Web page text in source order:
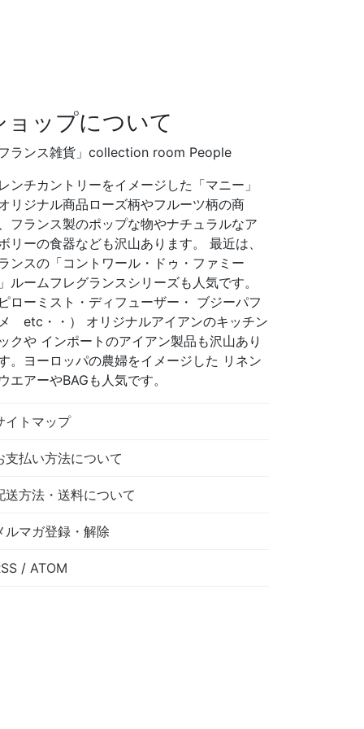
ョップについて
ランス雑貨」collection room People
ンチカントリーをイメージした「マニー」
リジナル商品ローズ柄やフルーツ柄の商
フランス製のポップな物やナチュラルなア
リーの食器なども沢山あります。 最近は、
ンスの「コントワール・ドゥ・ファミー
ルームフレグランスシリーズも人気です。
ローミスト・ディフューザー・ ブジーパフ
etc・・） オリジナルアイアンのキッチン
クや インポートのアイアン製品も沢山あり
。ヨーロッパの農婦をイメージした リネン
エアーやBAGも人気です。
イトマップ
支払い方法について
送方法・送料について
ルマガ登録・解除
/ ATOM